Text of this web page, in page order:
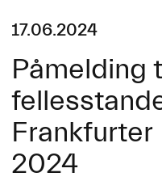
17.06.2024
Påmelding
Frankfurter
2024